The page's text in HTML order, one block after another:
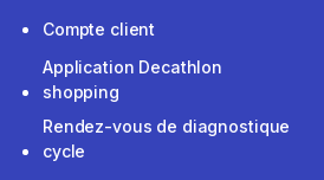
Compte client
Application Decathlon
shopping
Rendez-vous de diagnostique
cycle